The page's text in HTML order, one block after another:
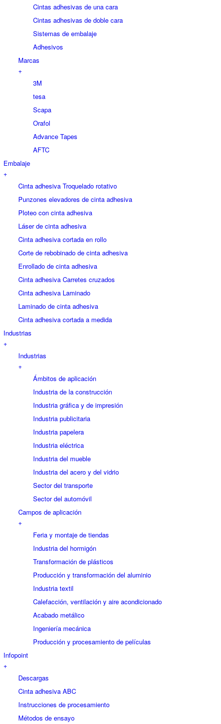
Cintas adhesivas de una cara
Cintas adhesivas de doble cara
Sistemas de embalaje
Adhesivos
Marcas
+
3M
tesa
Scapa
Orafol
Advance Tapes
AFTC
Embalaje
+
Cinta adhesiva Troquelado rotativo
Punzones elevadores de cinta adhesiva
Ploteo con cinta adhesiva
Láser de cinta adhesiva
Cinta adhesiva cortada en rollo
Corte de rebobinado de cinta adhesiva
Enrollado de cinta adhesiva
Cinta adhesiva Carretes cruzados
Cinta adhesiva Laminado
Laminado de cinta adhesiva
Cinta adhesiva cortada a medida
Industrias
+
Industrias
+
Ámbitos de aplicación
Industria de la construcción
Industria gráfica y de impresión
Industria publicitaria
Industria papelera
Industria eléctrica
Industria del mueble
Industria del acero y del vidrio
Sector del transporte
Sector del automóvil
Campos de aplicación
+
Feria y montaje de tiendas
Industria del hormigón
Transformación de plásticos
Producción y transformación del aluminio
Industria textil
Calefacción, ventilación y aire acondicionado
Acabado metálico
Ingeniería mecánica
Producción y procesamiento de películas
Infopoint
+
Descargas
Cinta adhesiva ABC
Instrucciones de procesamiento
Métodos de ensayo